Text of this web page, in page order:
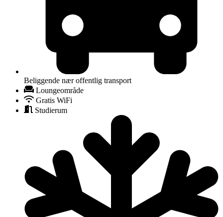
Beliggende nær offentlig transport
Loungeområde
Gratis WiFi
Studierum